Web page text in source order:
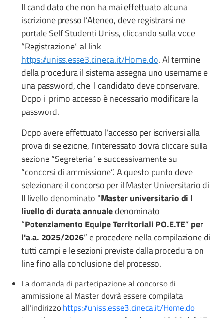
Il candidato che non ha mai effettuato alcuna
iscrizione presso l’Ateneo, deve registrarsi nel
portale Self Studenti Uniss, cliccando sulla voce
“Registrazione” al link
https://uniss.esse3.cineca.it/Home.do. Al termine
della procedura il sistema assegna uno username e
una password, che il candidato deve conservare.
Dopo il primo accesso è necessario modificare la
password.
Dopo avere effettuato l’accesso per iscriversi alla
prova di selezione, l’interessato dovrà cliccare sulla
sezione “Segreteria” e successivamente su
“concorsi di ammissione”. A questo punto deve
selezionare il concorso per il Master Universitario di
II livello denominato "Master universitario di I
livello di durata annualedenominato
“Potenziamento Equipe Territoriali PO.E.TE” per
l'a.a. 2025/2026” e procedere nella compilazione di
tutti campi e le sezioni previste dalla procedura on
line fino alla conclusione del processo.
La domanda di partecipazione al concorso di
ammissione al Master dovrà essere compilata
all’indirizzo https://uniss.esse3.cineca.it/Home.do